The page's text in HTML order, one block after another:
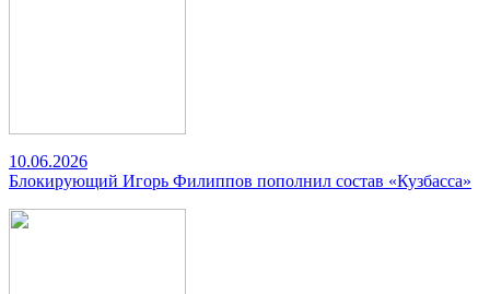
10.06.2026
Блокирующий Игорь Филиппов пополнил состав «Кузбасса»